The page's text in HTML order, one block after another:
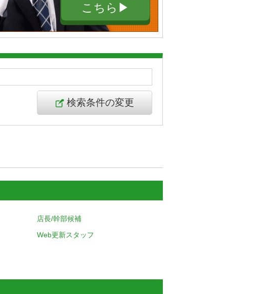
こちら▶︎
検索条件の変更
店長/幹部候補
Web更新スタッフ